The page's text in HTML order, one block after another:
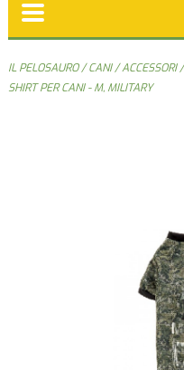
IL PELOSAURO/CANI/ACCESSORI
SHIRT PER CANI - M, MILITARY